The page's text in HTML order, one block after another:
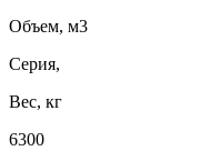
Объем, м3
Серия,
Вес, кг
6300